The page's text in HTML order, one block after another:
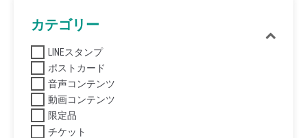
カテゴリー
LINEスタンプ
ポストカード
音声コンテンツ
動画コンテンツ
限定品
チケット